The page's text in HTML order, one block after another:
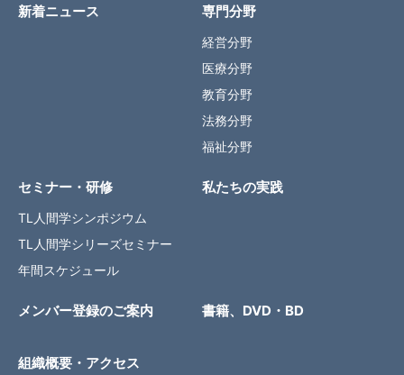
新着ニュース 専門分野
経営分野
医療分野
教育分野
法務分野
福祉分野
セミナー・研修
TL人間学シンポジウム
TL人間学シリーズセミナー
年間スケジュール
私たちの実践
メンバー登録のご案内 書籍、DVD・BD
組織概要・アクセス